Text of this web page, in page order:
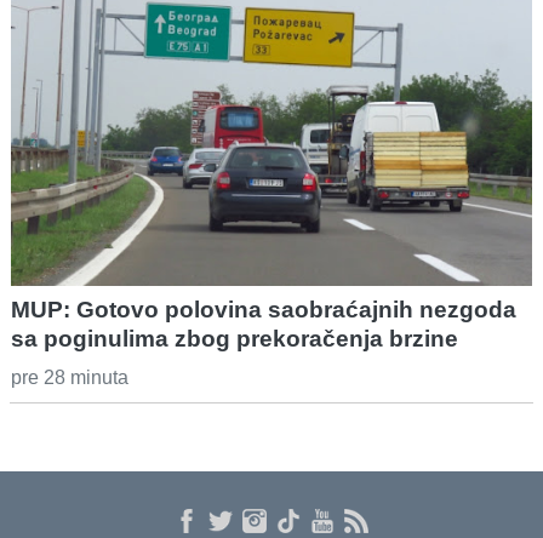
MUP: Gotovo polovina saobraćajnih nezgoda
sa poginulima zbog prekoračenja brzine
pre 28 minuta